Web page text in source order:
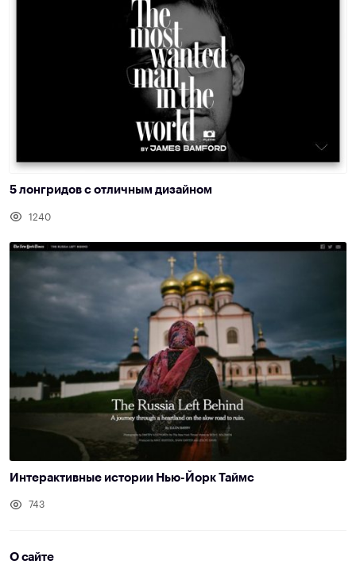
5 лонгридов с отличным дизайном
1240
Интерактивные истории Нью-Йорк Таймс
743
О сайте